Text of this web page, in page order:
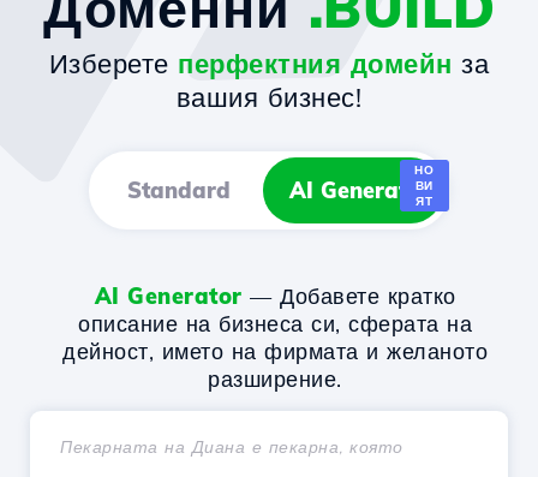
Изберете перфектния домейн за
вашия бизнес!
Standard AI Generator
НО
ВИ
ЯТ
AI Generator — Добавете кратко
описание на бизнеса си, сферата на
дейност, името на фирмата и желаното
разширение.